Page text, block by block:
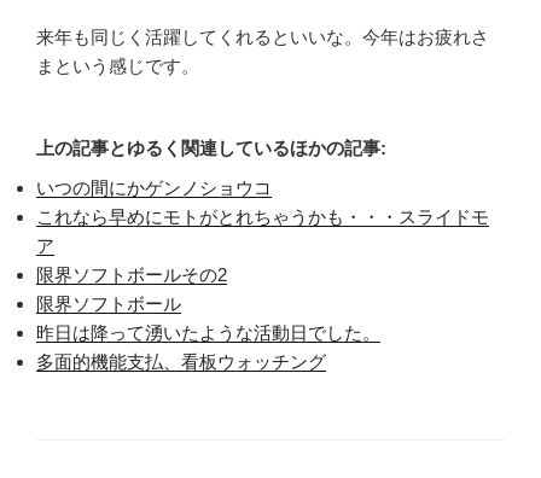
来年も同じく活躍してくれるといいな。今年はお疲れさ
まという感じです。
上の記事とゆるく関連しているほかの記事:
いつの間にかゲンノショウコ
これなら早めにモトがとれちゃうかも・・・スライドモ
ア
限界ソフトボールその2
限界ソフトボール
昨日は降って湧いたような活動日でした。
多面的機能支払、看板ウォッチング